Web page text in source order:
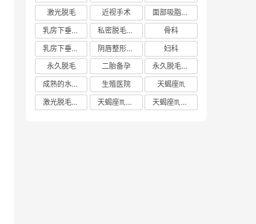
激光脱毛
近视手术
面部吸脂多少钱
乳房下垂矫正价格
私密脱毛方法
骨科
乳房下垂矫正费用
阴唇整形手术多少钱
妇科
永久脱毛
二胎备孕
永久脱毛方法
成熟的水蜜桃
生殖医院
天蝎座♏️
激光脱毛价格
天蝎座♏️女生 天蝎座♏️男生